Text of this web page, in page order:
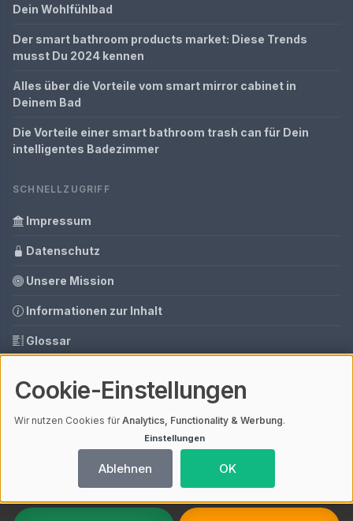
Dein Wohlfühlbad
Der smart bathroom products market: Diese Trends
musst Du 2024 kennen
Alles über die Vorteile vom smart mirror cabinet in
Deinem Bad
Die Vorteile einer smart bathroom trash can für Dein
intelligentes Badezimmer
SCHNELLZUGRIFF
Impressum
Datenschutz
Unsere Mission
Informationen zur Inhalt
Glossar
Media Daten
ⓘ Affiliate-Linkgekennzeichnete Links unterstützen unsere
Arbeit – ohne Mehrkosten für dich. Als Amazon-Partner verdiene ich an
qualifizierten Verkäufen.
Ladezeit 0,03s | Cache: File
Cookie-Einstellungen
Wir nutzen Cookies fürAnalytics, Functionality & Werbung.
Einstellungen
Ablehnen OK